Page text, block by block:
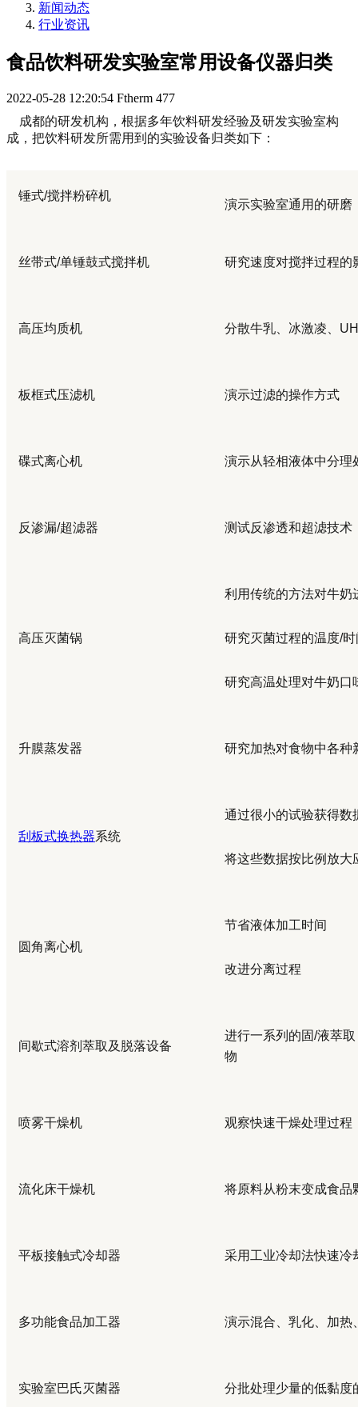
新闻动态
行业资讯
食品饮料研发实验室常用设备仪器归类
2022-05-28 12:20:54 Ftherm 477
成都的研发机构，根据多年饮料研发经验及研发实验室构
成，把饮料研发所需用到的实验设备归类如下：
锤式/搅拌粉碎机
演示实验室通用的研磨
丝带式/单锤鼓式搅拌机 研究速度对搅拌过程的
高压均质机 分散牛乳、冰激凌、
板框式压滤机 演示过滤的操作方式
碟式离心机 演示从轻相液体中分理
反渗漏/超滤器 测试反渗透和超滤技术
高压灭菌锅
利用传统的方法对牛奶
研究灭菌过程的温度/时
研究高温处理对牛奶口
升膜蒸发器 研究加热对食物中各种
刮板式换热器系统
通过很小的试验获得数
将这些数据按比例放大
圆角离心机
节省液体加工时间
改进分离过程
间歇式溶剂萃取及脱落设备
进行一系列的固/液萃
物
喷雾干燥机 观察快速干燥处理过程
流化床干燥机 将原料从粉末变成食品
平板接触式冷却器 采用工业冷却法快速冷
多功能食品加工器 演示混合、乳化、加热
实验室巴氏灭菌器 分批处理少量的低黏度